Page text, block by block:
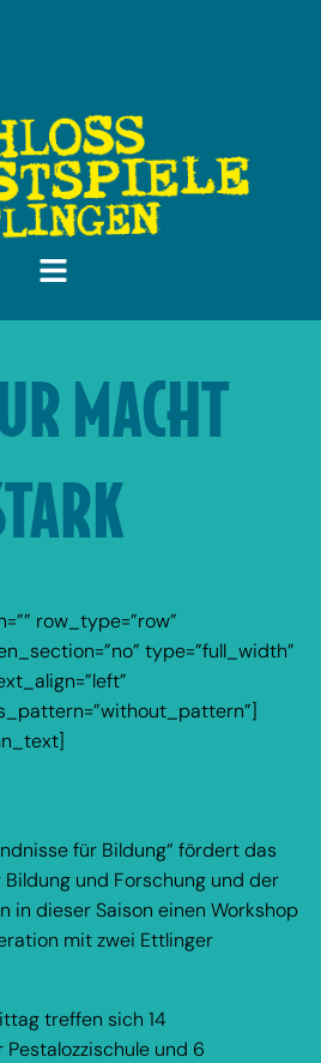
MACHT
row_type=”row”
type=”full_width”
für Bildung“ fördert das
und Forschung und der
in dieser Saison einen Workshop
mit zwei Ettlinger
treffen sich 14
und 6